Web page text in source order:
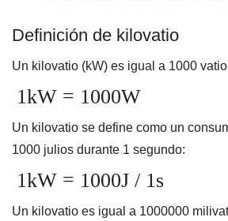
Definición de kilovatio
Un kilovatio (kW) es igual a 1000
1kW = 1000W
Un kilovatio se define como un
1000 julios durante 1 segundo:
1kW = 1000J / 1s
Un kilovatio es igual a 1000000